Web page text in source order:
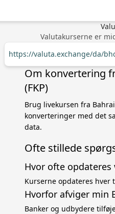
Valutakurserne er
https://valuta.exchange/da/
Om konvertering
(FKP)
Brug livekursen fra
konverteringer med det
data.
Ofte stillede
Hvor ofte opdateres
Kurserne opdateres hver
Hvorfor afviger min
Banker og udbydere